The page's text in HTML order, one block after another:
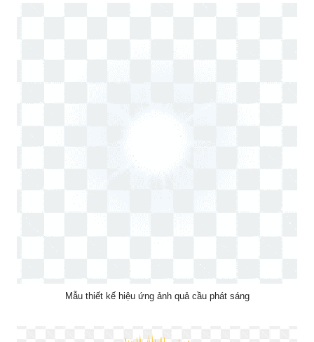
Mẫu thiết kế hiệu ứng ảnh quả cầu phát sáng